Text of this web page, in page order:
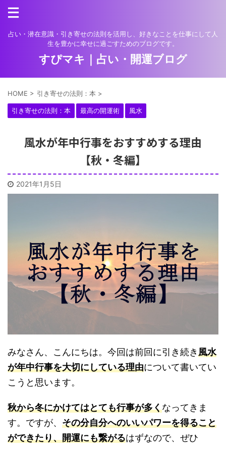
占い・潜在意識・引き寄せの法則を活用し、好きなことを仕事にして人
生を豊かに幸せに過ごすためのブログです。
すぴマキ｜占い・開運ブログ
HOME > 引き寄せの法則：本 >
引き寄せの法則：本 最高の開運術 風水
風水が年中行事をおすすめする理由
【秋・冬編】
2021年1月5日
みなさん、こんにちは。今回は前回に引き続き風水
が年中行事を大切にしている理由について書いてい
こうと思います。
秋から冬にかけてはとても行事が多くなってきま
す。ですが、 その分自分へのいいパワーを得ること
ができたり、開運にも繋がるはずなので、ぜひ